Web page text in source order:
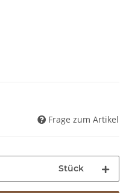
Frage zum Artikel
Stück